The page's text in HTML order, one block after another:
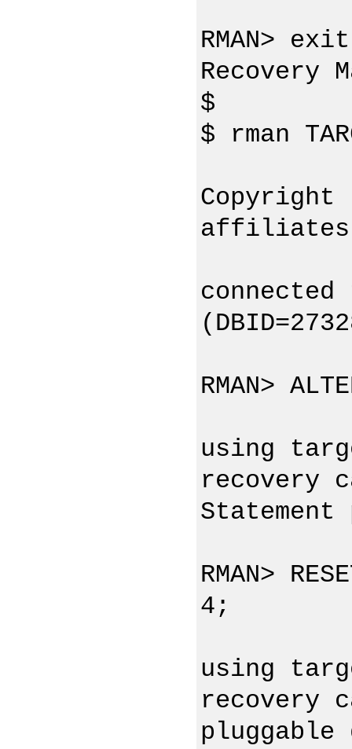
RMAN> exit
Recovery
$
$ rman
RMAN>
using
recovery
Statement
RMAN>
4;
using
recovery